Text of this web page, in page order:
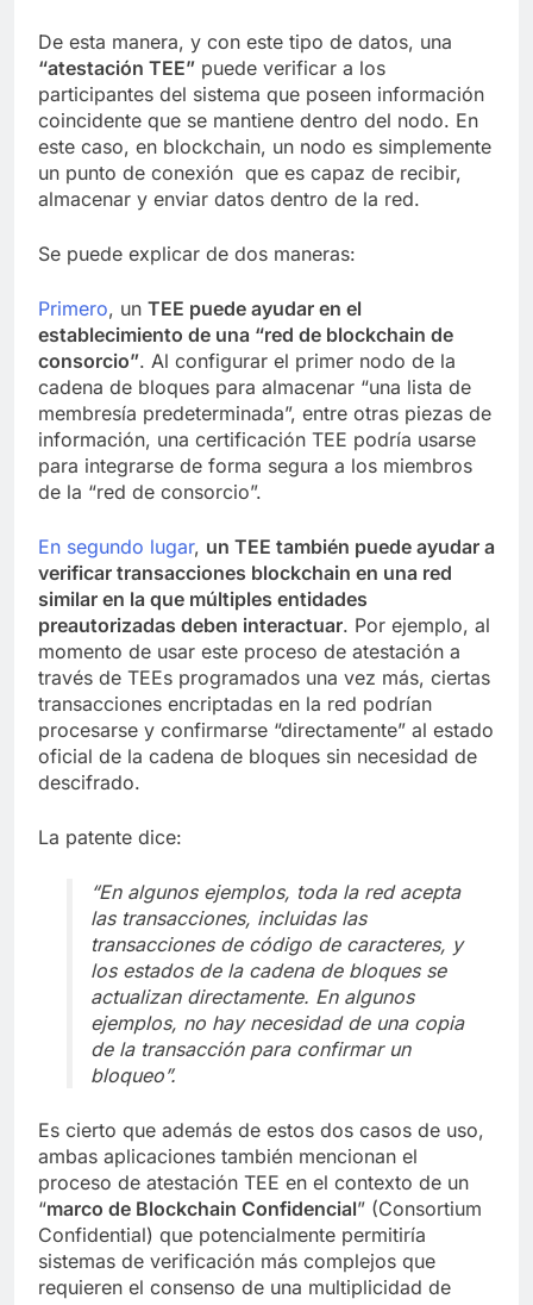
De esta manera, y con este tipo de datos, una
“atestación TEE” puede verificar a los
participantes del sistema que poseen información
coincidente que se mantiene dentro del nodo. En
este caso, en blockchain, un nodo es simplemente
un punto de conexión que es capaz de recibir,
almacenar y enviar datos dentro de la red.
Se puede explicar de dos maneras:
Primero, un TEE puede ayudar en el
establecimiento de una “red de blockchain de
consorcio”. Al configurar el primer nodo de la
cadena de bloques para almacenar “una lista de
membresía predeterminada”, entre otras piezas de
información, una certificación TEE podría usarse
para integrarse de forma segura a los miembros
de la “red de consorcio”.
En segundo lugar, un TEE también puede ayudar a
verificar transacciones blockchain en una red
similar en la que múltiples entidades
preautorizadas deben interactuar. Por ejemplo, al
momento de usar este proceso de atestación a
través de TEEs programados una vez más, ciertas
transacciones encriptadas en la red podrían
procesarse y confirmarse “directamente” al estado
oficial de la cadena de bloques sin necesidad de
descifrado.
La patente dice:
“En algunos ejemplos, toda la red acepta
las transacciones, incluidas las
transacciones de código de caracteres, y
los estados de la cadena de bloques se
actualizan directamente. En algunos
ejemplos, no hay necesidad de una copia
de la transacción para confirmar un
bloqueo”.
Es cierto que además de estos dos casos de uso,
ambas aplicaciones también mencionan el
proceso de atestación TEE en el contexto de un
“marco de Blockchain Confidencial” (Consortium
Confidential) que potencialmente permitiría
sistemas de verificación más complejos que
requieren el consenso de una multiplicidad de